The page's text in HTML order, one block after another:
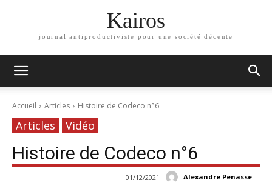
Kairos
journal antiproductiviste pour une société décente
Accueil Articles Histoire de Codeco n°6
Articles Vidéo
Histoire de Codeco n°6
Alexandre Penasse
01/12/2021